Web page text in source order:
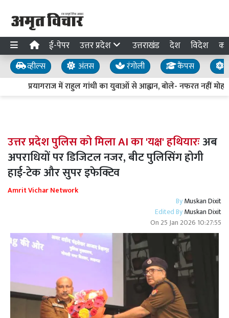
ई-पेपर उत्तर प्रदेश उत्तराखंड देश विदेश
व्हील्स अंतस रंगोली कैंपस
प्रयागराज में राहुल गांधी का युवाओं से आह्वान, बोले- नफरत नहीं
उत्तर प्रदेश पुलिस को मिला AI का 'यक्ष' हथियारःअब
अपराधियों पर डिजिटल नजर, बीट पुलिसिंग होगी
हाई-टेक और सुपर इफेक्टिव
Amrit Vichar Network
ByMuskan Dixit
Edited ByMuskan Dixit
On 25 Jan 2026 10:27:55